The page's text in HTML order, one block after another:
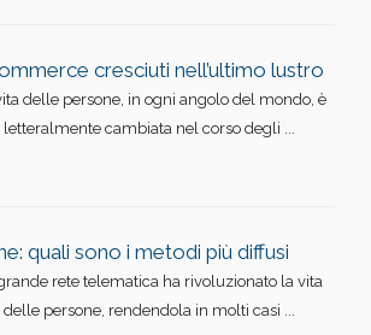
cresciuti nell’ultimo lustro
delle persone, in ogni angolo del mondo, è
letteralmente cambiata nel corso degli ...
quali sono i metodi più diffusi
rete telematica ha rivoluzionato la vita
delle persone, rendendola in molti casi ...